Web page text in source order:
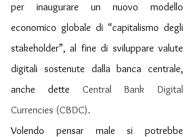
per inaugurare un nuovo modello
economico globale di “capitalismo degli
stakeholder”, al fine di sviluppare valute
digitali sostenute dalla banca centrale,
anche dette Central Bank Digital
Currencies (CBDC).
Volendo pensar male si potrebbe